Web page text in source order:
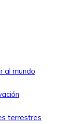
al mundo
terrestres